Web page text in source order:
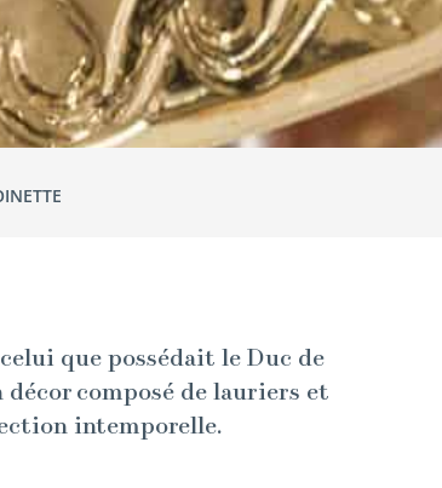
que pos­sé­dait le Duc de
com­posé de lau­ri­ers et
intemporelle.